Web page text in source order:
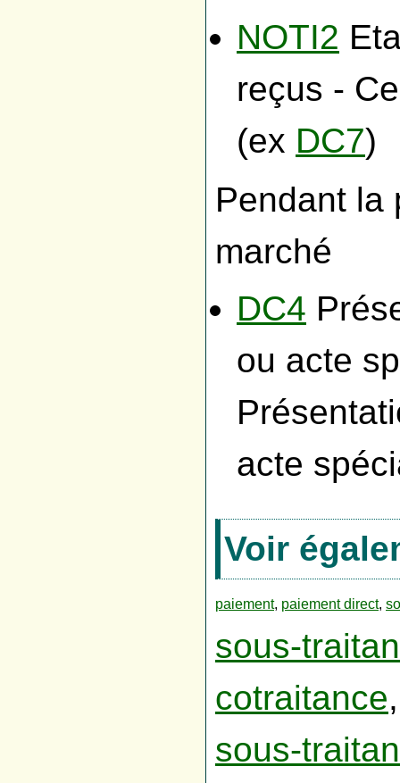
NOTI2
reçus -
(ex DC7)
Pendant la
marché
DC4
ou acte
acte
Voir
paiement, paiement direct,
sous-
cotraitance,
sous-